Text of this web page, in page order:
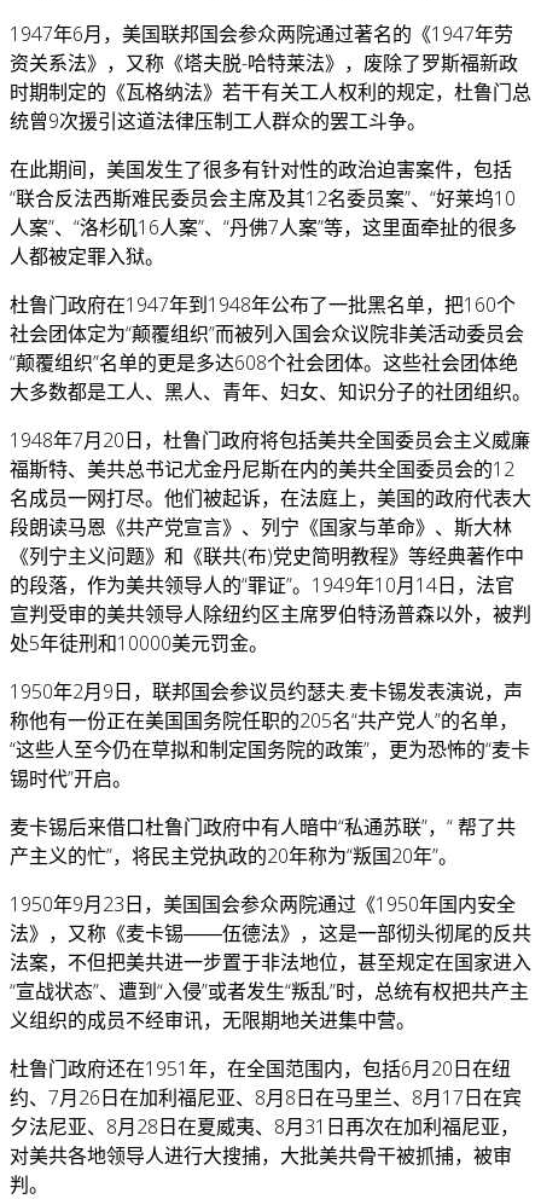
1947年6月，美国联邦国会参众两院通过著名的《1947年劳
资关系法》，又称《塔夫脱-哈特莱法》，废除了罗斯福新政
时期制定的《瓦格纳法》若干有关工人权利的规定，杜鲁门总
统曾9次援引这道法律压制工人群众的罢工斗争。
在此期间，美国发生了很多有针对性的政治迫害案件，包括
“联合反法西斯难民委员会主席及其12名委员案”、“好莱坞10
人案”、“洛杉矶16人案”、“丹佛7人案”等，这里面牵扯的很多
人都被定罪入狱。
杜鲁门政府在1947年到1948年公布了一批黑名单，把160个
社会团体定为“颠覆组织”而被列入国会众议院非美活动委员会
“颠覆组织”名单的更是多达608个社会团体。这些社会团体绝
大多数都是工人、黑人、青年、妇女、知识分子的社团组织。
1948年7月20日，杜鲁门政府将包括美共全国委员会主义威廉
福斯特、美共总书记尤金丹尼斯在内的美共全国委员会的12
名成员一网打尽。他们被起诉，在法庭上，美国的政府代表大
段朗读马恩《共产党宣言》、列宁《国家与革命》、斯大林
《列宁主义问题》和《联共(布)党史简明教程》等经典著作中
的段落，作为美共领导人的“罪证”。1949年10月14日，法官
宣判受审的美共领导人除纽约区主席罗伯特汤普森以外，被判
处5年徒刑和10000美元罚金。
1950年2月9日，联邦国会参议员约瑟夫.麦卡锡发表演说，声
称他有一份正在美国国务院任职的205名“共产党人”的名单，
“这些人至今仍在草拟和制定国务院的政策”，更为恐怖的“麦卡
锡时代”开启。
麦卡锡后来借口杜鲁门政府中有人暗中“私通苏联”，“ 帮了共
产主义的忙”，将民主党执政的20年称为“叛国20年”。
1950年9月23日，美国国会参众两院通过《1950年国内安全
法》，又称《麦卡锡――伍德法》，这是一部彻头彻尾的反共
法案，不但把美共进一步置于非法地位，甚至规定在国家进入
“宣战状态”、遭到“入侵”或者发生“叛乱”时，总统有权把共产主
义组织的成员不经审讯，无限期地关进集中营。
杜鲁门政府还在1951年，在全国范围内，包括6月20日在纽
约、7月26日在加利福尼亚、8月8日在马里兰、8月17日在宾
夕法尼亚、8月28日在夏威夷、8月31日再次在加利福尼亚，
对美共各地领导人进行大搜捕，大批美共骨干被抓捕，被审
判。